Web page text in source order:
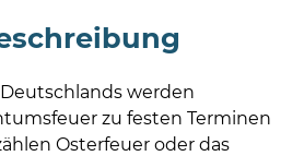
werden
zu festen Terminen
Osterfeuer oder das